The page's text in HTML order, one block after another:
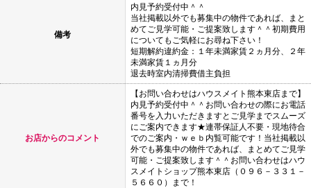
備考
内見予約受付中＾＾
当社掲載以外でも募集中の物件であれば、まと
めてご見学可能・ご提案致します＾＾初期費用
についてもご気軽にお尋ね下さい！
短期解約違約金：１年未満家賃２ヵ月分、２年
未満家賃１ヵ月分
退去時室内清掃費借主負担
お店からのコメント
【お問い合わせはハウスメイト熊本東店まで】
内見予約受付中＾＾お問い合わせの際にお電話
番号を入力いただきますとご見学までスムーズ
にご案内できます★連帯保証人不要・現地待合
でのご案内・ｗｅｂ内覧可能です！当社掲載以
外でも募集中の物件であれば、まとめてご見学
可能・ご提案致します＾＾お問い合わせはハウ
スメイトショップ熊本東店（０９６－３３１－
５６６０）まで！